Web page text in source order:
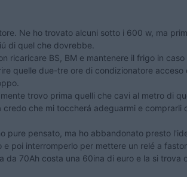
Ne ho trovato alcuni sotto i 600 w, ma
di quel che dovrebbe.
ricaricare BS, BM e mantenere il frigo in
quelle due-tre ore di condizionatore
trovo prima quelli che cavi al metro di
che mi toccherá adeguarmi e comprarli
pure pensato, ma ho abbandonato presto
e poi interromperlo per mettere un relé a
70Ah costa una 60ina di euro e la si trova